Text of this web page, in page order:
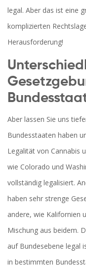
legal. Aber das ist eine
komplizierten
Herausforderung!
Aber lassen Sie uns
Bundesstaaten haben
Legalität von Cannabis
wie Colorado und
vollständig legalisiert.
haben sehr strenge
andere, wie Kalifornien
Mischung aus beidem.
auf Bundesebene legal
in bestimmten